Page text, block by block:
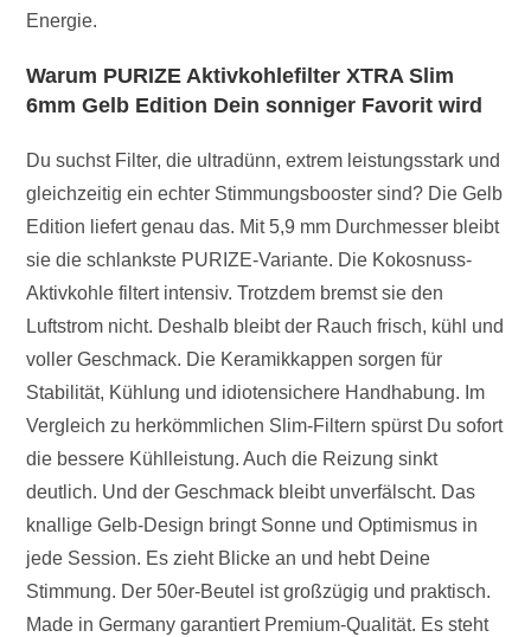
Energie.
Warum PURIZE Aktivkohlefilter XTRA Slim
6mm Gelb Edition Dein sonniger Favorit wird
Du suchst Filter, die ultradünn, extrem leistungsstark und
gleichzeitig ein echter Stimmungsbooster sind? Die Gelb
Edition liefert genau das. Mit 5,9 mm Durchmesser bleibt
sie die schlankste PURIZE-Variante. Die Kokosnuss-
Aktivkohle filtert intensiv. Trotzdem bremst sie den
Luftstrom nicht. Deshalb bleibt der Rauch frisch, kühl und
voller Geschmack. Die Keramikkappen sorgen für
Stabilität, Kühlung und idiotensichere Handhabung. Im
Vergleich zu herkömmlichen Slim-Filtern spürst Du sofort
die bessere Kühlleistung. Auch die Reizung sinkt
deutlich. Und der Geschmack bleibt unverfälscht. Das
knallige Gelb-Design bringt Sonne und Optimismus in
jede Session. Es zieht Blicke an und hebt Deine
Stimmung. Der 50er-Beutel ist großzügig und praktisch.
Made in Germany garantiert Premium-Qualität. Es steht